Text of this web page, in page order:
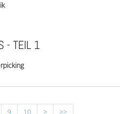
- TEIL 1
9 10 > >>